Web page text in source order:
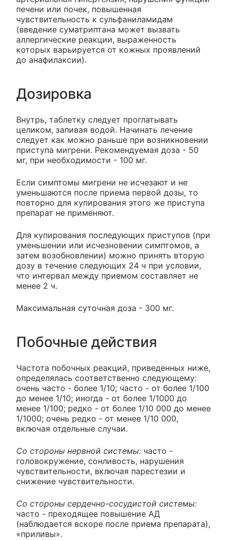
печени или почек, повышенная
чувствительность к сульфаниламидам
(введение суматриптана может вызвать
аллергические реакции, выраженность
которых варьируется от кожных проявлений
до анафилаксии).
Дозировка
Внутрь, таблетку следует проглатывать
целиком, запивая водой. Начинать лечение
следует как можно раньше при возникновении
приступа мигрени. Рекомендуемая доза - 50
мг, при необходимости - 100 мг.
Если симптомы мигрени не исчезают и не
уменьшаются после приема первой дозы, то
повторно для купирования этого же приступа
препарат не применяют.
Для купирования последующих приступов (при
уменьшении или исчезновении симптомов, а
затем возобновлении) можно принять вторую
дозу в течение следующих 24 ч при условии,
что интервал между приемом составляет не
менее 2 ч.
Максимальная суточная доза - 300 мг.
Побочные действия
Частота побочных реакций, приведенных ниже,
определялась соответственно следующему:
очень часто - более 1/10; часто - от более 1/100
до менее 1/10; иногда - от более 1/1000 до
менее 1/100; редко - от более 1/10 000 до менее
1/1000; очень редко - от менее 1/10 000,
включая отдельные случаи.
Со стороны нервной системы: часто -
головокружение, сонливость, нарушения
чувствительности, включая парестезии и
снижение чувствительности.
Со стороны сердечно-сосудистой системы:
часто - преходящее повышение АД
(наблюдается вскоре после приема препарата),
«приливы».